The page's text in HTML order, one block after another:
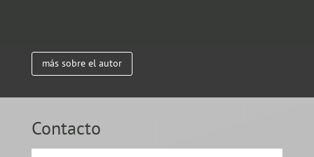
más sobre el autor
Contacto